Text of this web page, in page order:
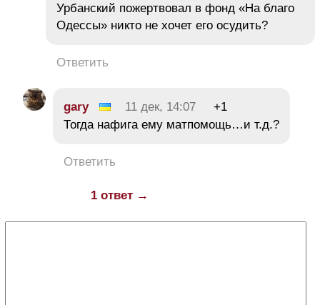
Урбанский пожертвовал в фонд «На благо
Одессы» никто не хочет его осудить?
Ответить
gary 11 дек, 14:07
+1
Тогда нафига ему матпомощь…и т.д.?
Ответить
1 ответ →